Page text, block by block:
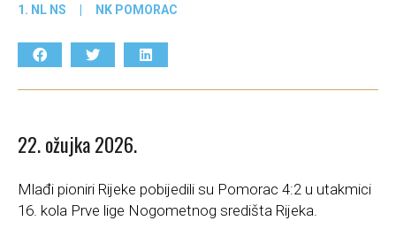
1. NL NS | NK POMORAC
22. ožujka 2026.
Mlađi pioniri Rijeke pobijedili su Pomorac 4:2 u utakmici
16. kola Prve lige Nogometnog središta Rijeka.